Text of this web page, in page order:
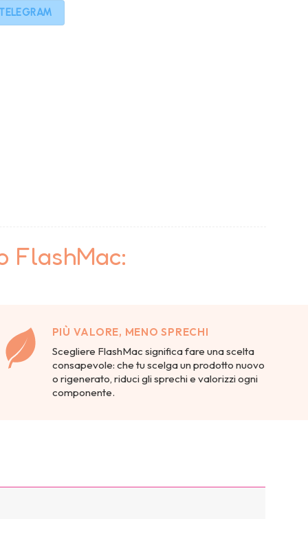
FlashMac:
PIÙ VALORE, MENO SPRECHI
Scegliere FlashMac significa fare una scelta
consapevole: che tu scelga un prodotto nuovo
o rigenerato, riduci gli sprechi e valorizzi ogni
componente.